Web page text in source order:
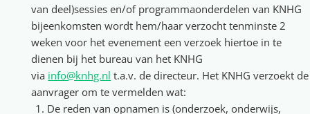
van deel)sessies en/of programmaonderdelen van KNHG
bijeenkomsten wordt hem/haar verzocht tenminste 2
weken voor het evenement een verzoek hiertoe in te
dienen bij het bureau van het KNHG
via info@knhg.nl t.a.v. de directeur. Het KNHG verzoekt de
aanvrager om te vermelden wat:
De reden van opnamen is (onderzoek, onderwijs,